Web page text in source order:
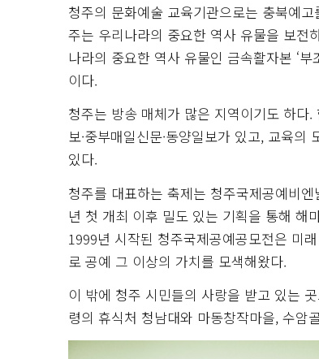
청주의 문화예술 교육기관으로는 충북예고
주는 우리나라의 중요한 역사 유물을 보전
나라의 중요한 역사 유물인 금속활자본 ‘
이다.
청주는 방송 매체가 많은 지역이기도 하다.
보·중부매일신문·동양일보가 있고, 교육
있다.
청주를 대표하는 축제는 청주국제공예비
년 첫 개최 이후 밀도 있는 기획을 통해 해
1999년 시작된 청주국제공예공모전은 미
로 공예 그 이상의 가치를 모색해왔다.
이 밖에 청주 시민들의 사랑을 받고 있는
령의 휴식처 청남대와 마동창작마을, 수암